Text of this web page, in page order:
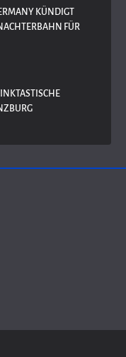
KÜNDIGT
FÜR 2